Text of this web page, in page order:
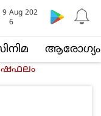
ആരോഗ്യം
9 Aug 202
6